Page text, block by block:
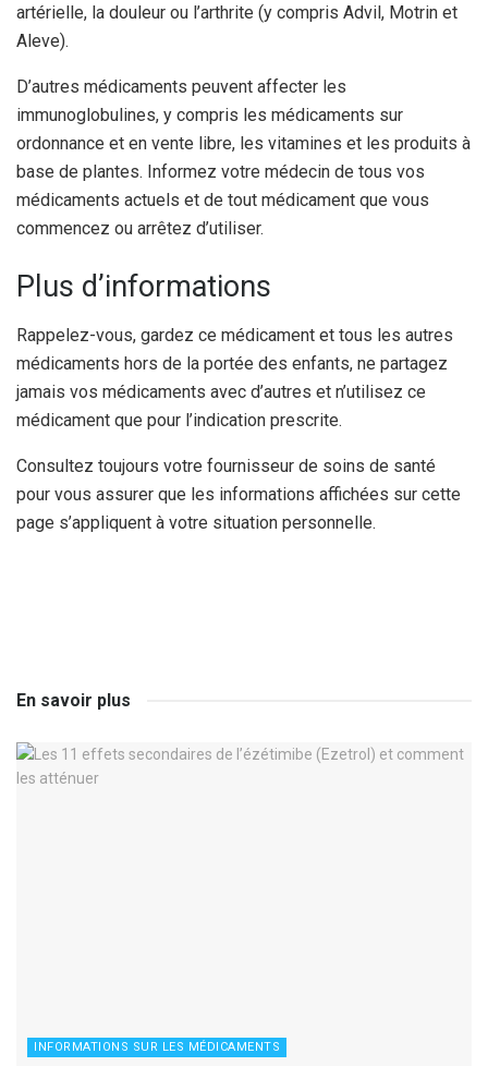
artérielle, la douleur ou l’arthrite (y compris Advil, Motrin et
Aleve).
D’autres médicaments peuvent affecter les
immunoglobulines, y compris les médicaments sur
ordonnance et en vente libre, les vitamines et les produits à
base de plantes. Informez votre médecin de tous vos
médicaments actuels et de tout médicament que vous
commencez ou arrêtez d’utiliser.
Plus d’informations
Rappelez-vous, gardez ce médicament et tous les autres
médicaments hors de la portée des enfants, ne partagez
jamais vos médicaments avec d’autres et n’utilisez ce
médicament que pour l’indication prescrite.
Consultez toujours votre fournisseur de soins de santé
pour vous assurer que les informations affichées sur cette
page s’appliquent à votre situation personnelle.
En savoir plus
INFORMATIONS SUR LES MÉDICAMENTS